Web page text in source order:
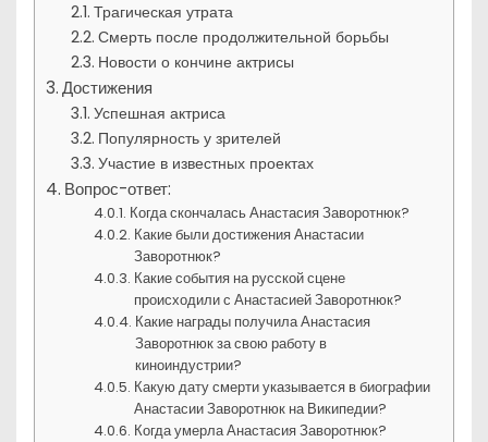
Трагическая утрата
Смерть после продолжительной борьбы
Новости о кончине актрисы
Достижения
Успешная актриса
Популярность у зрителей
Участие в известных проектах
Вопрос-ответ:
Когда скончалась Анастасия Заворотнюк?
Какие были достижения Анастасии
Заворотнюк?
Какие события на русской сцене
происходили с Анастасией Заворотнюк?
Какие награды получила Анастасия
Заворотнюк за свою работу в
киноиндустрии?
Какую дату смерти указывается в биографии
Анастасии Заворотнюк на Википедии?
Когда умерла Анастасия Заворотнюк?